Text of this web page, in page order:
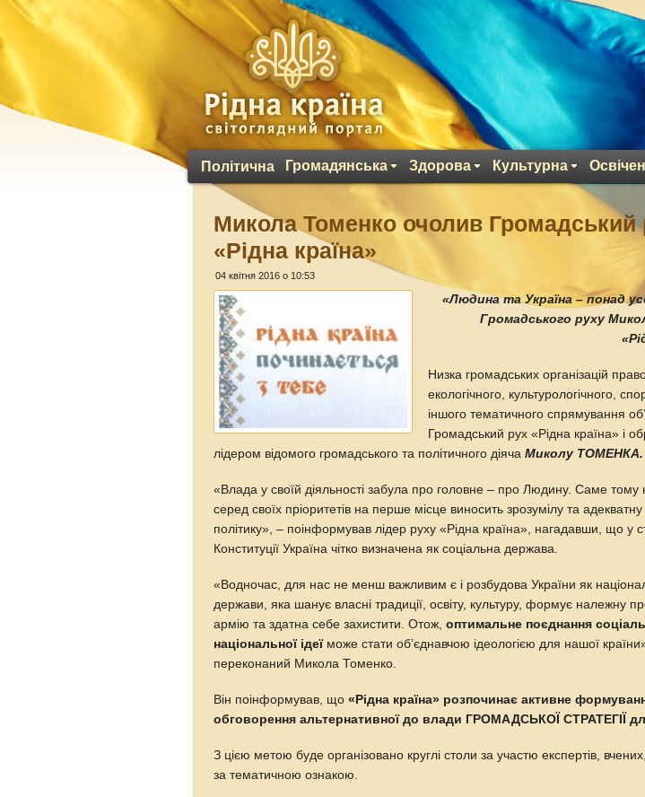
Політична Громадянська Здорова Культурна
Микола Томенко очолив Громадський
«Рідна країна»
04 квітня 2016 о 10:53
«Людина та Україна – понад
Громадського руху
Низка громадських організацій
екологічного, культурологічного,
іншого тематичного спрямування
Громадський рух «Рідна країна» і
лідером відомого громадського та політичного діячаМиколу ТОМЕНКА.
«Влада у своїй діяльності забула про головне – про Людину. Саме тому
серед своїх пріоритетів на перше місце виносить зрозумілу та адекватну
політику», – поінформував лідер руху «Рідна країна», нагадавши, що у
Конституції Україна чітко визначена як соціальна держава.
«Водночас, для нас не менш важливим є і розбудова України як
держави, яка шанує власні традиції, освіту, культуру, формує належну
армію та здатна себе захистити. Отож,оптимальне поєднання
національної ідеїможе стати об’єднавчою ідеологією для нашої
переконаний Микола Томенко.
Він поінформував, що«Рідна країна» розпочинає активне
обговорення альтернативної до влади ГРОМАДСЬКОЇ СТРАТЕГІЇ
З цією метою буде організовано круглі столи за участю експертів,
за тематичною ознакою.